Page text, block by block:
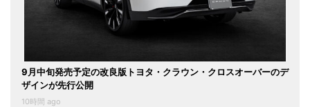
9月中旬発売予定の改良版トヨタ・クラウン・クロスオーバーのデ
ザインが先行公開
10時間 ago